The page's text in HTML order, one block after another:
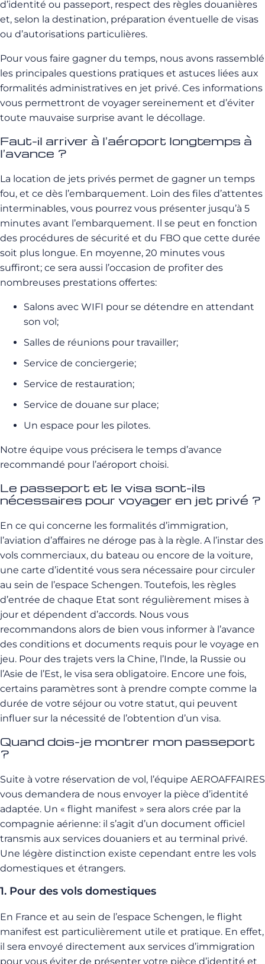
d’identité ou passeport, respect des règles douanières
et, selon la destination, préparation éventuelle de visas
ou d’autorisations particulières.
Pour vous faire gagner du temps, nous avons rassemblé
les principales questions pratiques et astuces liées aux
formalités administratives en jet privé. Ces informations
vous permettront de voyager sereinement et d’éviter
toute mauvaise surprise avant le décollage.
Faut-il arriver à l’aéroport longtemps à
l’avance ?
La location de jets privés permet de gagner un temps
fou, et ce dès l’embarquement. Loin des files d’attentes
interminables, vous pourrez vous présenter jusqu’à 5
minutes avant l’embarquement. Il se peut en fonction
des procédures de sécurité et du FBO que cette durée
soit plus longue. En moyenne, 20 minutes vous
suffiront; ce sera aussi l’occasion de profiter des
nombreuses prestations offertes:
Salons avec WIFI pour se détendre en attendant
son vol;
Salles de réunions pour travailler;
Service de conciergerie;
Service de restauration;
Service de douane sur place;
Un espace pour les pilotes.
Notre équipe vous précisera le temps d’avance
recommandé pour l’aéroport choisi.
Le passeport et le visa sont-ils
nécessaires pour voyager en jet privé ?
En ce qui concerne les formalités d’immigration,
l’aviation d’affaires ne déroge pas à la règle. A l’instar des
vols commerciaux, du bateau ou encore de la voiture,
une carte d’identité vous sera nécessaire pour circuler
au sein de l’espace Schengen. Toutefois, les règles
d’entrée de chaque Etat sont régulièrement mises à
jour et dépendent d’accords. Nous vous
recommandons alors de bien vous informer à l’avance
des conditions et documents requis pour le voyage en
jeu. Pour des trajets vers la Chine, l’Inde, la Russie ou
l’Asie de l’Est, le visa sera obligatoire. Encore une fois,
certains paramètres sont à prendre compte comme la
durée de votre séjour ou votre statut, qui peuvent
influer sur la nécessité de l’obtention d’un visa.
Quand dois-je montrer mon passeport
?
Suite à votre réservation de vol, l’équipe AEROAFFAIRES
vous demandera de nous envoyer la pièce d’identité
adaptée. Un « flight manifest » sera alors crée par la
compagnie aérienne: il s’agit d’un document officiel
transmis aux services douaniers et au terminal privé.
Une légère distinction existe cependant entre les vols
domestiques et étrangers.
1. Pour des vols domestiques
En France et au sein de l’espace Schengen, le flight
manifest est particulièrement utile et pratique. En effet,
il sera envoyé directement aux services d’immigration
pour vous éviter de présenter votre pièce d’identité et